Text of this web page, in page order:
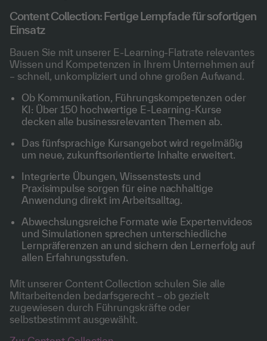
Content Collection: Fertige Lernpfade für sofortigen
Einsatz
Bauen Sie mit unserer E-Learning-Flatrate relevantes
Wissen und Kompetenzen in Ihrem Unternehmen auf
– schnell, unkompliziert und ohne großen Aufwand.
Ob Kommunikation, Führungskompetenzen oder
KI: Über 150 hochwertige E-Learning-Kurse
decken alle businessrelevanten Themen ab.
Das fünfsprachige Kursangebot wird regelmäßig
um neue, zukunftsorientierte Inhalte erweitert.
Integrierte Übungen, Wissenstests und
Praxisimpulse sorgen für eine nachhaltige
Anwendung direkt im Arbeitsalltag.
Abwechslungsreiche Formate wie Expertenvideos
und Simulationen sprechen unterschiedliche
Lernpräferenzen an und sichern den Lernerfolg auf
allen Erfahrungsstufen.
Mit unserer Content Collection schulen Sie alle
Mitarbeitenden bedarfsgerecht – ob gezielt
zugewiesen durch Führungskräfte oder
selbstbestimmt ausgewählt.